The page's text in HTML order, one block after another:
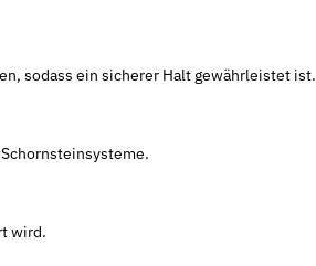
sodass ein sicherer Halt gewährleistet ist.
wird.